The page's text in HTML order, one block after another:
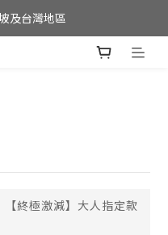
澳地區免運費;
及台灣地區
【終極激減】大人指定款